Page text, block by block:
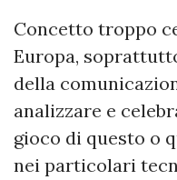
Concetto troppo
Europa,
della
analizzare e
gioco di questo o
nei particolari